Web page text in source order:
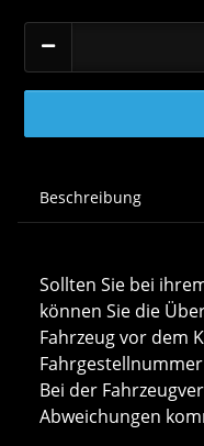
Beschreibung
Sollten Sie bei
können Sie die
Fahrzeug vor dem
Bei der
Abweichungen